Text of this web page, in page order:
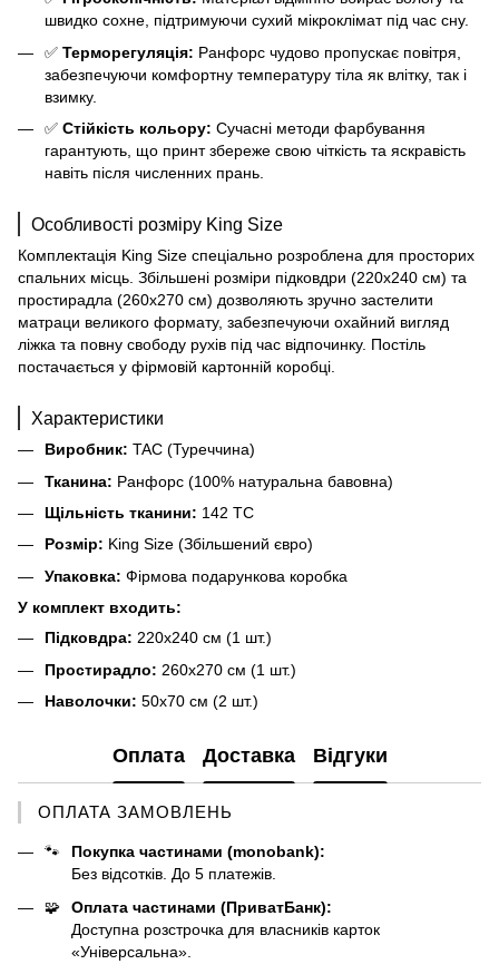
швидко сохне, підтримуючи сухий мікроклімат під час сну.
✅ Терморегуляція: Ранфорс чудово пропускає повітря,
забезпечуючи комфортну температуру тіла як влітку, так і
взимку.
✅ Стійкість кольору: Сучасні методи фарбування
гарантують, що принт збереже свою чіткість та яскравість
навіть після численних прань.
Особливості розміру King Size
Комплектація King Size спеціально розроблена для просторих
спальних місць. Збільшені розміри підковдри (220х240 см) та
простирадла (260х270 см) дозволяють зручно застелити
матраци великого формату, забезпечуючи охайний вигляд
ліжка та повну свободу рухів під час відпочинку. Постіль
постачається у фірмовій картонній коробці.
Характеристики
Виробник: TAC (Туреччина)
Тканина: Ранфорс (100% натуральна бавовна)
Щільність тканини: 142 TC
Розмір: King Size (Збільшений євро)
Упаковка: Фірмова подарункова коробка
У комплект входить:
Підковдра: 220х240 см (1 шт.)
Простирадло: 260х270 см (1 шт.)
Наволочки: 50х70 см (2 шт.)
Оплата Доставка Відгуки
ОПЛАТА ЗАМОВЛЕНЬ
🐾
Покупка частинами (monobank):
Без відсотків. До 5 платежів.
🧩
Оплата частинами (ПриватБанк):
Доступна розстрочка для власників карток
«Універсальна».